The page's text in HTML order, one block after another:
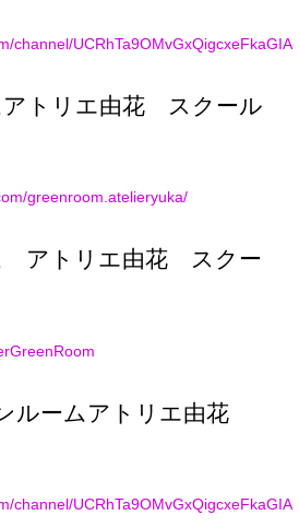
channel/UCRhTa9OMvGxQigcxeFkaGIA
アトリエ由花 スクール
greenroom.atelieryuka/
アトリエ由花 スクー
ルームアトリエ由花
channel/UCRhTa9OMvGxQigcxeFkaGIA